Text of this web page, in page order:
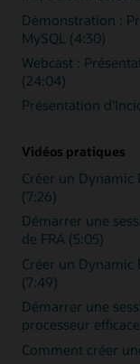
Démonstration :
MySQL (4:30)
Webcast :
(24:04)
Présentation
Vidéos pratiques
Créer un
(7:26)
Démarrer une
de FRA (5:05)
Créer un Dynamic
(7:49)
Démarrer une
processeur
Comment créer